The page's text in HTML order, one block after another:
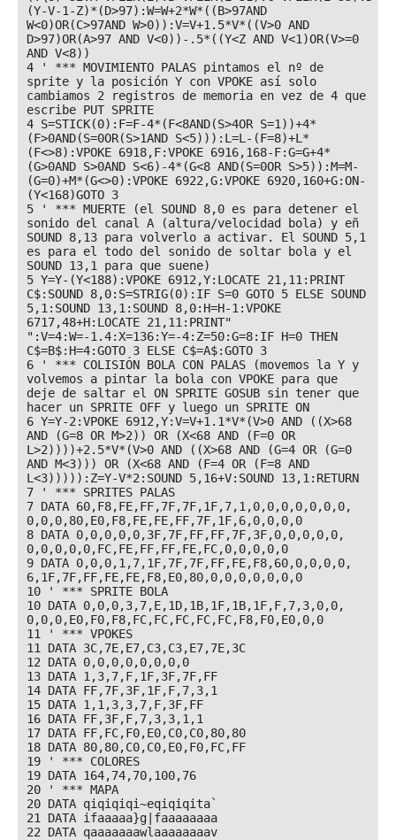
(Y-V-1-Z)*(D>97):W=W+2*W*((B>97AND
W<0)OR(C>97AND W>0)):V=V+1.5*V*((V>0 AND
D>97)OR(A>97 AND V<0))-.5*((Y<Z AND V<1)OR(V>=0
AND V<8))
4 ' *** MOVIMIENTO PALAS pintamos el nº de
sprite y la posición Y con VPOKE así solo
cambiamos 2 registros de memoria en vez de 4 que
escribe PUT SPRITE
4 S=STICK(0):F=F-4*(F<8AND(S>4OR S=1))+4*
(F>0AND(S=0OR(S>1AND S<5))):L=L-(F=8)+L*
(F<>8):VPOKE 6918,F:VPOKE 6916,168-F:G=G+4*
(G>0AND S>0AND S<6)-4*(G<8 AND(S=0OR S>5)):M=M-
(G=0)+M*(G<>0):VPOKE 6922,G:VPOKE 6920,160+G:ON-
(Y<168)GOTO 3
5 ' *** MUERTE (el SOUND 8,0 es para detener el
sonido del canal A (altura/velocidad bola) y eñ
SOUND 8,13 para volverlo a activar. El SOUND 5,1
es para el todo del sonido de soltar bola y el
SOUND 13,1 para que suene)
5 Y=Y-(Y<188):VPOKE 6912,Y:LOCATE 21,11:PRINT
C$:SOUND 8,0:S=STRIG(0):IF S=0 GOTO 5 ELSE SOUND
5,1:SOUND 13,1:SOUND 8,0:H=H-1:VPOKE
6717,48+H:LOCATE 21,11:PRINT"
":V=4:W=-1.4:X=136:Y=-4:Z=50:G=8:IF H=0 THEN
C$=B$:H=4:GOTO 3 ELSE C$=A$:GOTO 3
6 ' *** COLISIÓN BOLA CON PALAS (movemos la Y y
volvemos a pintar la bola con VPOKE para que
deje de saltar el ON SPRITE GOSUB sin tener que
hacer un SPRITE OFF y luego un SPRITE ON
6 Y=Y-2:VPOKE 6912,Y:V=V+1.1*V*(V>0 AND ((X>68
AND (G=8 OR M>2)) OR (X<68 AND (F=0 OR
L>2))))+2.5*V*(V>0 AND ((X>68 AND (G=4 OR (G=0
AND M<3))) OR (X<68 AND (F=4 OR (F=8 AND
L<3))))):Z=Y-V*2:SOUND 5,16+V:SOUND 13,1:RETURN
7 ' *** SPRITES PALAS
7 DATA 60,F8,FE,FF,7F,7F,1F,7,1,0,0,0,0,0,0,0,
0,0,0,80,E0,F8,FE,FE,FF,7F,1F,6,0,0,0,0
8 DATA 0,0,0,0,0,3F,7F,FF,FF,7F,3F,0,0,0,0,0,
0,0,0,0,0,FC,FE,FF,FF,FE,FC,0,0,0,0,0
9 DATA 0,0,0,1,7,1F,7F,7F,FF,FE,F8,60,0,0,0,0,
6,1F,7F,FF,FE,FE,F8,E0,80,0,0,0,0,0,0,0
10 ' *** SPRITE BOLA
10 DATA 0,0,0,3,7,E,1D,1B,1F,1B,1F,F,7,3,0,0,
0,0,0,E0,F0,F8,FC,FC,FC,FC,FC,F8,F0,E0,0,0
11 ' *** VPOKES
11 DATA 3C,7E,E7,C3,C3,E7,7E,3C
12 DATA 0,0,0,0,0,0,0,0
13 DATA 1,3,7,F,1F,3F,7F,FF
14 DATA FF,7F,3F,1F,F,7,3,1
15 DATA 1,1,3,3,7,F,3F,FF
16 DATA FF,3F,F,7,3,3,1,1
17 DATA FF,FC,F0,E0,C0,C0,80,80
18 DATA 80,80,C0,C0,E0,F0,FC,FF
19 ' *** COLORES
19 DATA 164,74,70,100,76
20 ' *** MAPA
20 DATA qiqiqiqi~eqiqiqita`
21 DATA ifaaaaa}g|faaaaaaaa
22 DATA qaaaaaaawlaaaaaaaav